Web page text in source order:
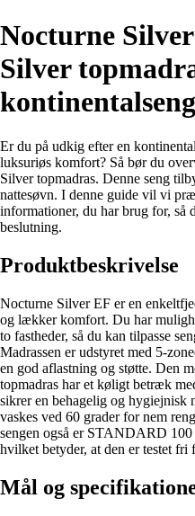
Nocturne
Silver
kontinentalseng
Er du på udkig efter en
luksuriøs komfort? Så bør du
Silver topmadras. Denne seng
nattesøvn. I denne guide vil vi
informationer, du har brug for, så
beslutning.
Produktbeskrivelse
Nocturne Silver EF er en
og lækker komfort. Du har
to fastheder, så du kan tilpasse
Madrassen er udstyret med 5-
en god aflastning og støtte. Den
topmadras har et køligt betræk
sikrer en behagelig og hygiejnisk
vaskes ved 60 grader for nem
sengen også er STANDARD
hvilket betyder, at den er testet fri
Mål og